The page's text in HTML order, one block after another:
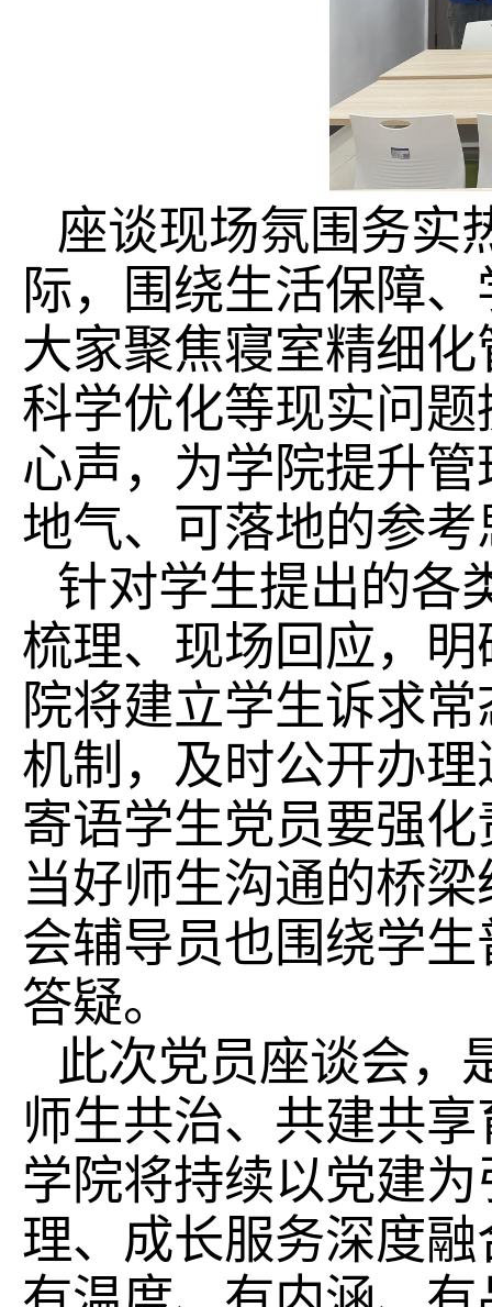
座谈现场氛围务实
际，围绕生活保障
大家聚焦寝室精细
科学优化等现实问
心声，为学院提升
地气、可落地的参考
针对学生提出的各
梳理、现场回应，
院将建立学生诉求
机制，及时公开办
寄语学生党员要强
当好师生沟通的桥
会辅导员也围绕学
答疑。
此次党员座谈会，
师生共治、共建共
学院将持续以党建
理、成长服务深度